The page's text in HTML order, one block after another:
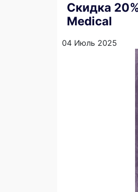
Скидка
Medical
04 Июль 2025